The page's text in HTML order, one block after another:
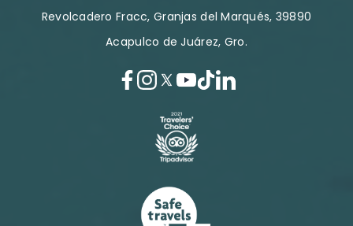
Revolcadero Fracc, Granjas del Marqués, 39890
Acapulco de Juárez, Gro.